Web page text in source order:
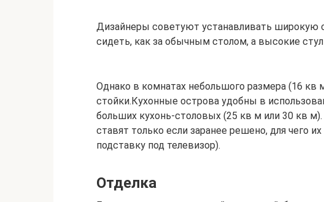
Дизайнеры советуют устанавливать широкую
сидеть, как за обычным столом, а высокие
Однако в комнатах небольшого размера (16 кв
стойки.Кухонные острова удобны в
больших кухонь-столовых (25 кв м или 30 кв
ставят только если заранее решено, для чего
подставку под телевизор).
Отделка